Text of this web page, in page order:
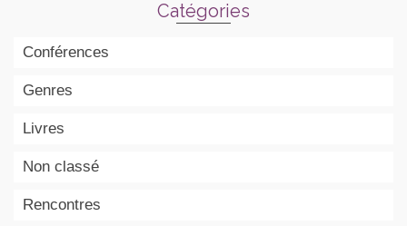
Catégories
Conférences
Genres
Livres
Non classé
Rencontres